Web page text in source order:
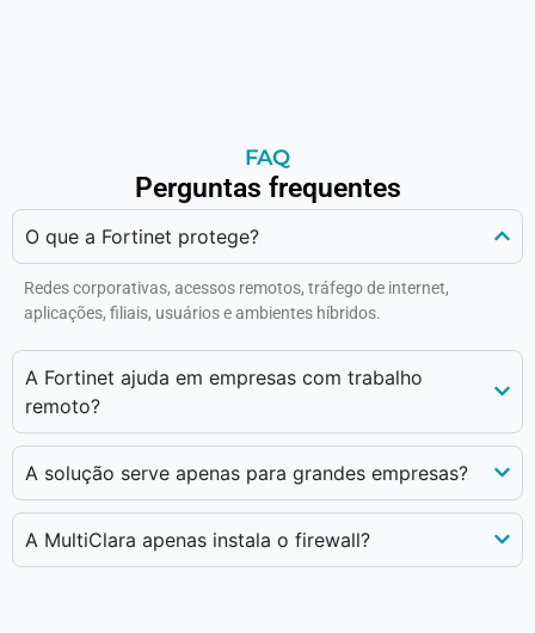
FAQ
Perguntas frequentes
O que a Fortinet protege?
Redes corporativas, acessos remotos, tráfego de internet,
aplicações, filiais, usuários e ambientes híbridos.
A Fortinet ajuda em empresas com trabalho
remoto?
A solução serve apenas para grandes empresas?
A MultiClara apenas instala o firewall?